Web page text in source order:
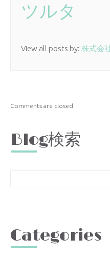
ツルタ
View all posts by: 株式会
Comments are closed.
Blog検索
Categories